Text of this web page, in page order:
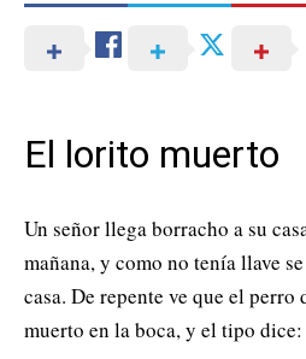
El lorito muerto
Un señor llega borracho a su
mañana, y como no tenía llave
casa. De repente ve que el
muerto en la boca, y el tipo dice: